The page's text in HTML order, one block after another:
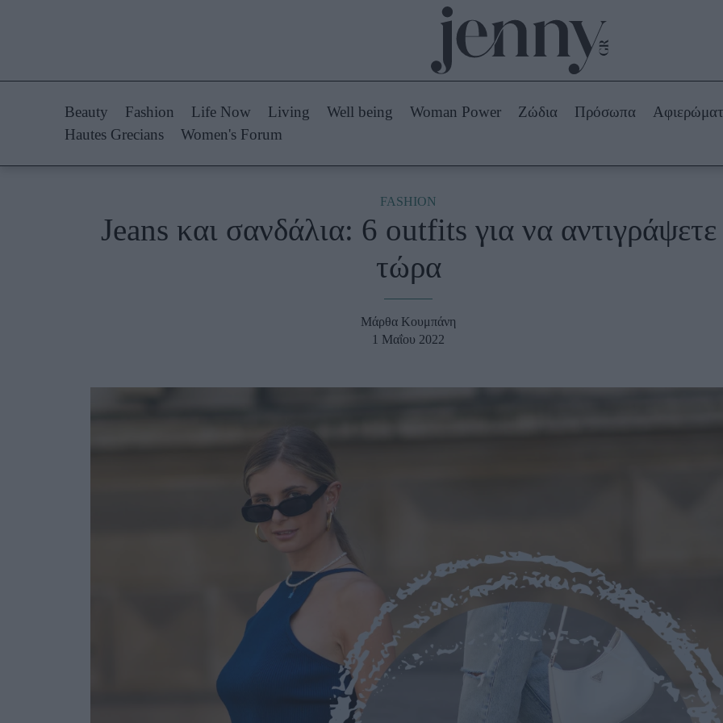
Styling Tips
Fashion News
Beauty -
Ομορφιά
Skincare
Μακιγιάζ
Woman Power Πρόσωπα Ζώδια
Γάμος
Beauty Fashion Life Now Living Well being Woman Power Ζώδια Πρόσωπα
Hautes Grecians
Women's Forum
FASHION
Jeans και σανδάλια: 6 outfits για να αντιγράψετε
τώρα
Μάρθα Κουμπάνη
1 Μαΐου 2022